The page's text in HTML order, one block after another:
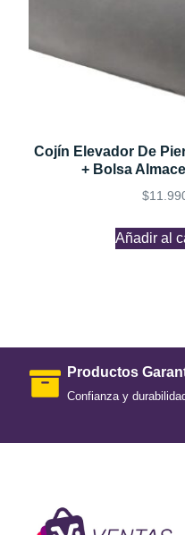
Cojín Elevador De
+ Bolsa
$
Añadir al
Productos
Confianza y